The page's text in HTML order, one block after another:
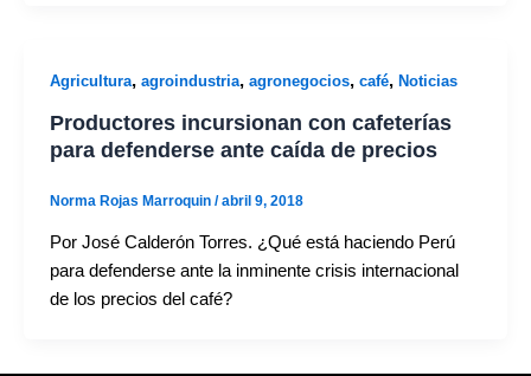
Agricultura, agroindustria, agronegocios, café, Noticias
Productores incursionan con cafeterías
para defenderse ante caída de precios
Norma Rojas Marroquin /abril 9, 2018
Por José Calderón Torres. ¿Qué está haciendo Perú
para defenderse ante la inminente crisis internacional
de los precios del café?